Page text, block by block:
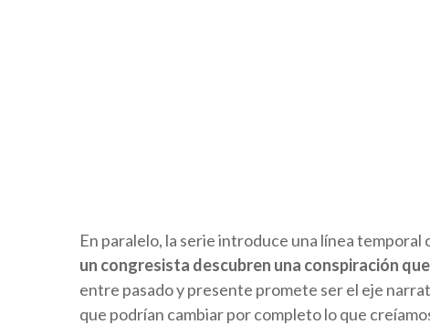
En paralelo, la serie introduce una línea temporal
un congresista descubren una conspiración
entre pasado y presente promete ser el eje
que podrían cambiar por completo lo que